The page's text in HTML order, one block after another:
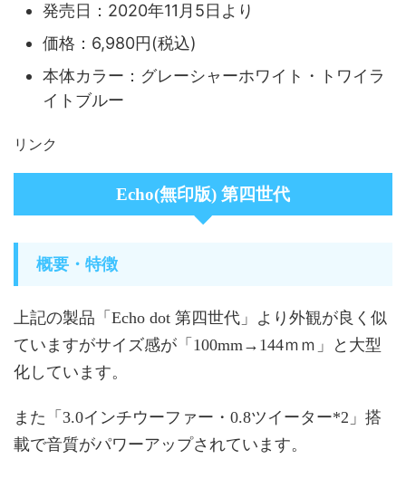
発売日：2020年11月5日より
価格：6,980円(税込)
本体カラー：グレーシャーホワイト・トワイラ
イトブルー
リンク
Echo(無印版) 第四世代
概要・特徴
上記の製品「Echo dot 第四世代」より外観が良く似
ていますがサイズ感が「100mm→144ｍｍ」と大型
化しています。
また「3.0インチウーファー・0.8ツイーター*2」搭
載で音質がパワーアップされています。